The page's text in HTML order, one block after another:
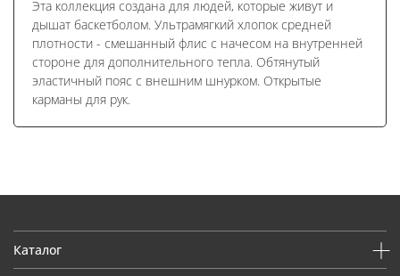
Эта коллекция создана для людей, которые живут и
дышат баскетболом. Ультрамягкий хлопок средней
плотности - смешанный флис с начесом на внутренней
стороне для дополнительного тепла. Обтянутый
эластичный пояс с внешним шнурком. Открытые
карманы для рук.
Каталог